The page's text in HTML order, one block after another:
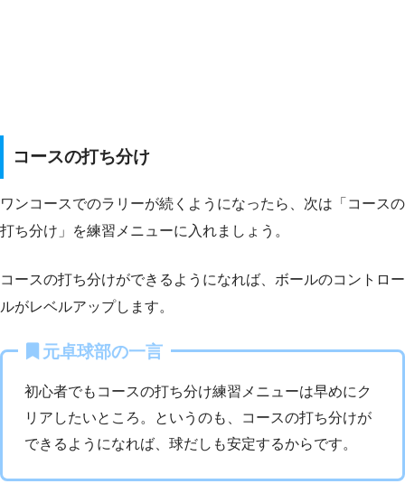
コースの打ち分け
ワンコースでのラリーが続くようになったら、次は「コースの
打ち分け」を練習メニューに入れましょう。
コースの打ち分けができるようになれば、ボールのコントロー
ルがレベルアップします。
元卓球部の一言
初心者でもコースの打ち分け練習メニューは早めにク
リアしたいところ。というのも、コースの打ち分けが
できるようになれば、球だしも安定するからです。